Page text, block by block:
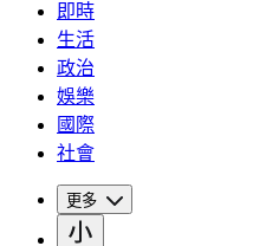
即時
生活
政治
娛樂
國際
社會
更多